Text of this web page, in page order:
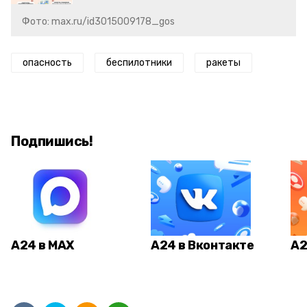
Фото: max.ru/id3015009178_gos
опасность беспилотники ракеты
Подпишись!
А24 в MAX А24 в Вконтакте